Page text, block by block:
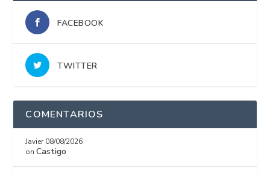
FACEBOOK
TWITTER
COMENTARIOS
Javier 08/08/2026
onCastigo